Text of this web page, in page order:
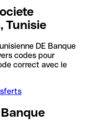
Tunisie
DE Banque
codes pour
correct avec le